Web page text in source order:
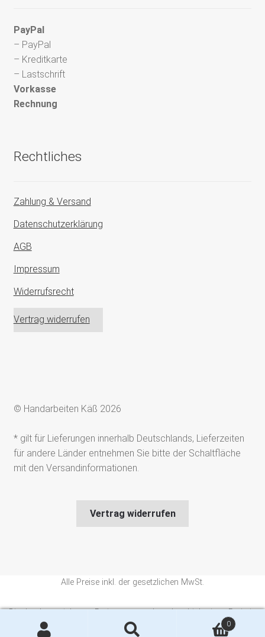
PayPal
– PayPal
– Kreditkarte
– Lastschrift
Vorkasse
Rechnung
Rechtliches
Zahlung & Versand
Datenschutzerklärung
AGB
Impressum
Widerrufsrecht
Vertrag widerrufen
© Handarbeiten Käß 2026
* gilt für Lieferungen innerhalb Deutschlands, Lieferzeiten
für andere Länder entnehmen Sie bitte der Schaltfläche
mit den Versandinformationen.
Vertrag widerrufen
0
Alle Preise inkl. der gesetzlichen MwSt.
Die durchgestrichenen Preise entsprechen dem bisherigen Preis in
diesem Online-Shop.